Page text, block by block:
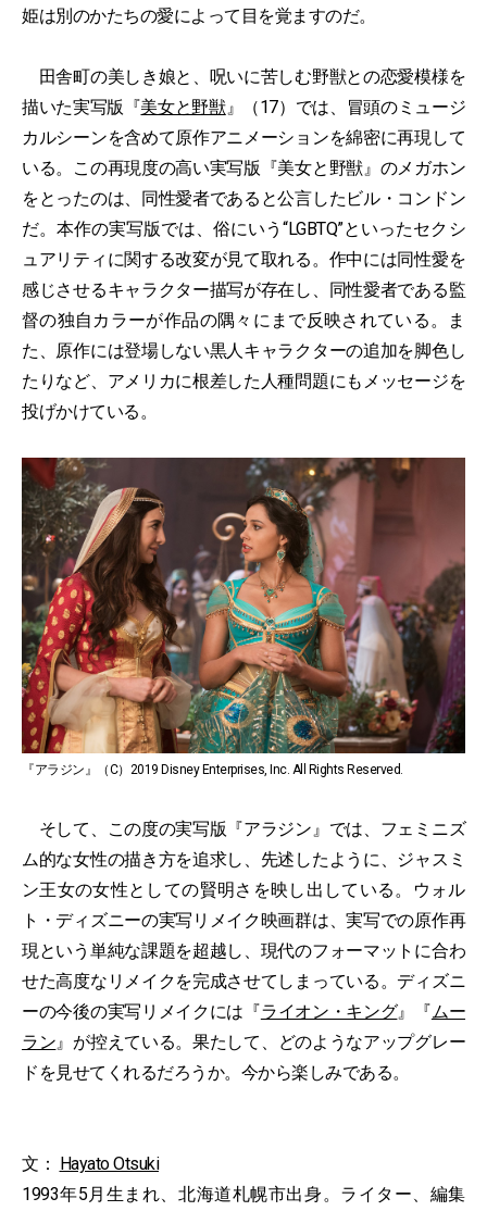
姫は別のかたちの愛によって目を覚ますのだ。
田舎町の美しき娘と、呪いに苦しむ野獣との恋愛模様を
描いた実写版『美女と野獣』（17）では、冒頭のミュージ
カルシーンを含めて原作アニメーションを綿密に再現して
いる。この再現度の高い実写版『美女と野獣』のメガホン
をとったのは、同性愛者であると公言したビル・コンドン
だ。本作の実写版では、俗にいう“LGBTQ”といったセクシ
ュアリティに関する改変が見て取れる。作中には同性愛を
感じさせるキャラクター描写が存在し、同性愛者である監
督の独自カラーが作品の隅々にまで反映されている。ま
た、原作には登場しない黒人キャラクターの追加を脚色し
たりなど、アメリカに根差した人種問題にもメッセージを
投げかけている。
『アラジン』（C）2019 Disney Enterprises, Inc. All Rights Reserved.
そして、この度の実写版『アラジン』では、フェミニズ
ム的な女性の描き方を追求し、先述したように、ジャスミ
ン王女の女性としての賢明さを映し出している。ウォル
ト・ディズニーの実写リメイク映画群は、実写での原作再
現という単純な課題を超越し、現代のフォーマットに合わ
せた高度なリメイクを完成させてしまっている。ディズニ
ーの今後の実写リメイクには『ライオン・キング』『ムー
ラン』が控えている。果たして、どのようなアップグレー
ドを見せてくれるだろうか。今から楽しみである。
文： Hayato Otsuki
1993年5月生まれ、北海道札幌市出身。ライター、編集